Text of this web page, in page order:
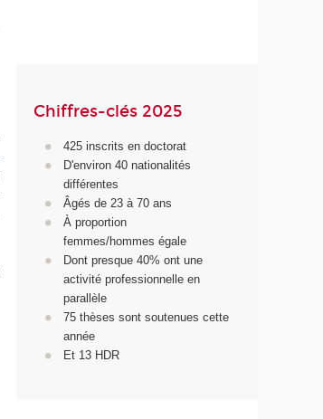
Chiffres-clés 2025
425 inscrits en doctorat
D'environ 40 nationalités
différentes
Âgés de 23 à 70 ans
À proportion
femmes/hommes égale
Dont presque 40% ont une
activité professionnelle en
parallèle
75 thèses sont soutenues cette
année
Et 13 HDR